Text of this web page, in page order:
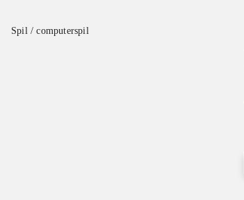
Spil / computerspil